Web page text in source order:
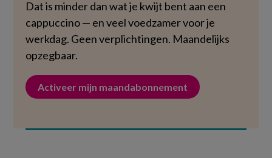
Dat is minder dan wat je kwijt bent aan een
cappuccino — en veel voedzamer voor je
werkdag. Geen verplichtingen. Maandelijks
opzegbaar.
Activeer mijn maandabonnement